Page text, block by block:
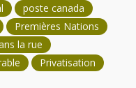
poste canada
Premières Nations
la rue
Privatisation